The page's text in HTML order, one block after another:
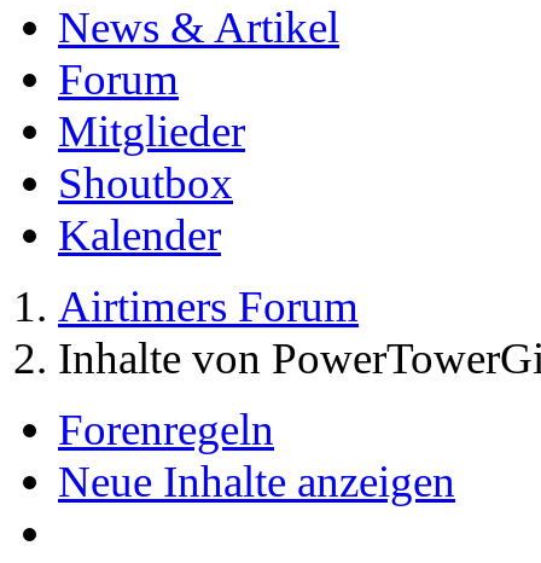
News & Artikel
Forum
Mitglieder
Shoutbox
Kalender
Airtimers Forum
Inhalte von
Forenregeln
Neue Inhalte anzeigen